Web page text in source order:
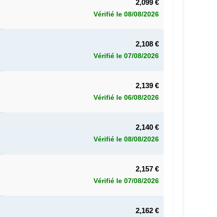
2,099 €
Vérifié le 08/08/2026
2,108 €
Vérifié le 07/08/2026
2,139 €
Vérifié le 06/08/2026
2,140 €
Vérifié le 08/08/2026
2,157 €
Vérifié le 07/08/2026
2,162 €